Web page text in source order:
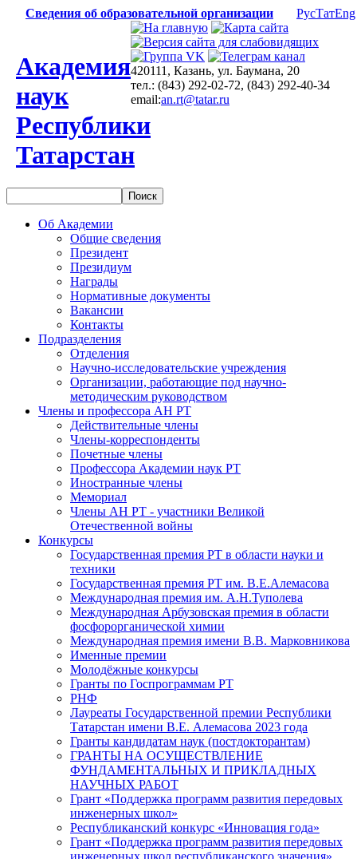
Сведения об образовательной организации РусТатEng
Академия
наук
Республики
Татарстан
420111, Казань, ул. Баумана, 20
тел.: (843) 292-02-72, (843) 292-40-34
email:an.rt@tatar.ru
Об Академии
Общие сведения
Президент
Президиум
Награды
Нормативные документы
Вакансии
Контакты
Подразделения
Отделения
Научно-исследовательские учреждения
Организации, работающие под научно-
методическим руководством
Члены и профессора АН РТ
Действительные члены
Члены-корреспонденты
Почетные члены
Профессора Академии наук РТ
Иностранные члены
Мемориал
Члены АН РТ - участники Великой
Отечественной войны
Конкурсы
Государственная премия РТ в области науки и
техники
Государственная премия РТ им. В.Е.Алемасова
Международная премия им. А.Н.Туполева
Международная Арбузовская премия в области
фосфорорганической химии
Международная премия имени В.В. Марковникова
Именные премии
Молодёжные конкурсы
Гранты по Госпрограммам РТ
РНФ
Лауреаты Государственной премии Республики
Татарстан имени В.Е. Алемасова 2023 года
Гранты кандидатам наук (постдокторантам)
ГРАНТЫ НА ОСУЩЕСТВЛЕНИЕ
ФУНДАМЕНТАЛЬНЫХ И ПРИКЛАДНЫХ
НАУЧНЫХ РАБОТ
Грант «Поддержка программ развития передовых
инженерных школ»
Республиканский конкурс «Инновация года»
Грант «Поддержка программ развития передовых
инженерных школ республиканского значения»